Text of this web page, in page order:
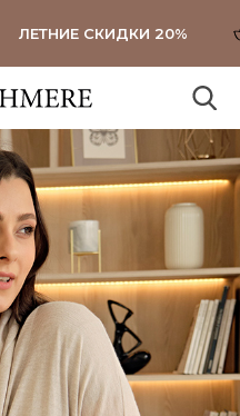
ЛЕТНИЕ СКИДКИ 20%